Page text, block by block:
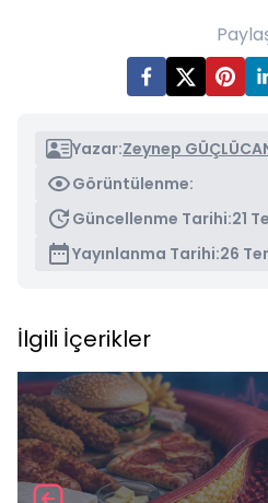
Yazar:Zeynep
Görüntülenme:
Güncellenme Tarihi:21
Yayınlanma Tarihi:26
İlgili İçerikler